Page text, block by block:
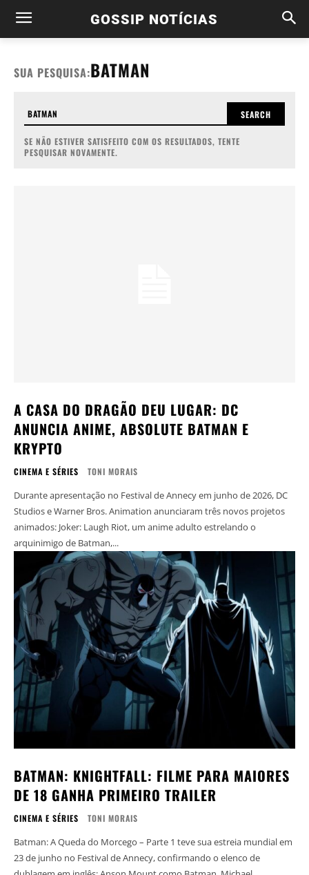
GOSSIP NOTÍCIAS
SUA PESQUISA:BATMAN
SEARCH
SE NÃO ESTIVER SATISFEITO COM OS RESULTADOS, TENTE
PESQUISAR NOVAMENTE.
A CASA DO DRAGÃO DEU LUGAR: DC
ANUNCIA ANIME, ABSOLUTE BATMAN E
KRYPTO
CINEMA E SÉRIES TONI MORAIS
Durante apresentação no Festival de Annecy em junho de 2026, DC
Studios e Warner Bros. Animation anunciaram três novos projetos
animados: Joker: Laugh Riot, um anime adulto estrelando o
arquinimigo de Batman,...
BATMAN: KNIGHTFALL: FILME PARA MAIORES
DE 18 GANHA PRIMEIRO TRAILER
CINEMA E SÉRIES TONI MORAIS
Batman: A Queda do Morcego – Parte 1 teve sua estreia mundial em
23 de junho no Festival de Annecy, confirmando o elenco de